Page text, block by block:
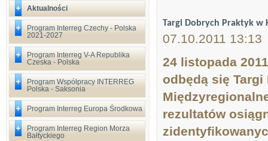
Aktualności
Program Interreg Czechy - Polska
2021-2027
Program Interreg V-A Republika
Czeska - Polska
Program Współpracy INTERREG
Polska - Saksonia
Program Interreg Europa Środkowa
Program Interreg Region Morza
Bałtyckiego
Targi Dobrych Praktyk w
07.10.2011 13:13
24 listopada
odbędą się Targi
rezultatów